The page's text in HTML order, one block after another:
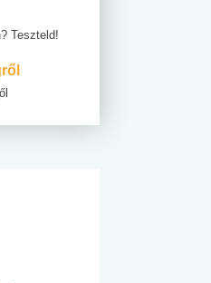
Teszteld!